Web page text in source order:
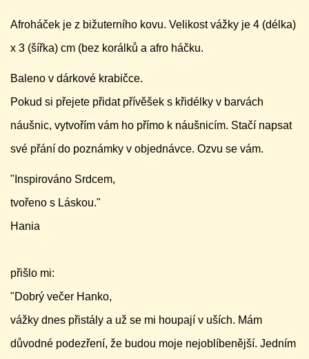
Afroháček je z bižuterního kovu. Velikost vážky je 4 (délka)
x 3 (šířka) cm (bez korálků a afro háčku.
Baleno v dárkové krabičce.
Pokud si přejete přidat přívěšek s křidélky v barvách
náušnic, vytvořím vám ho přímo k náušnicím. Stačí napsat
své přání do poznámky v objednávce. Ozvu se vám.
"Inspirováno Srdcem,
tvořeno s Láskou."
Hania
přišlo mi:
"Dobrý večer Hanko,
vážky dnes přistály a už se mi houpají v uších. Mám
důvodné podezření, že budou moje nejoblíbenější. Jedním